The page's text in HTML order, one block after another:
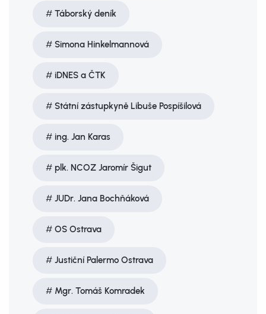
Táborský deník
Simona Hinkelmannová
iDNES a ČTK
Státní zástupkyně Libuše Pospíšilová
ing. Jan Karas
plk. NCOZ Jaromír Šigut
JUDr. Jana Bochňáková
OS Ostrava
Justiční Palermo Ostrava
Mgr. Tomáš Komradek